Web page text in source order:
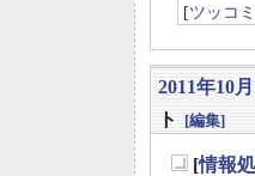
[ツッコ
2011年10
ト
[編集]
[情報